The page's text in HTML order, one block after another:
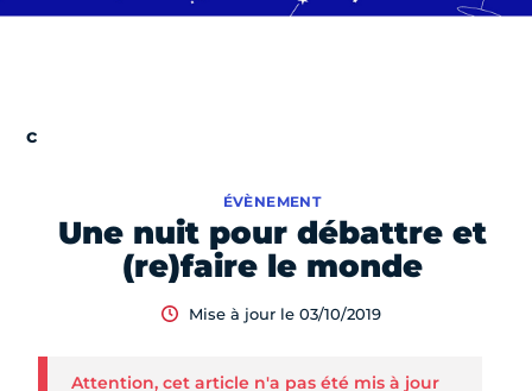
Une nuit pour débattre et
(re)faire le monde
ÉVÈNEMENT
Mise à jour le 03/10/2019
Attention, cet article n'a pas été mis à jour